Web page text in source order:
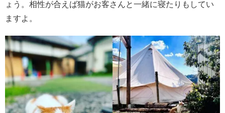
ょう。相性が合えば猫がお客さんと一緒に寝たりもしてい
ますよ。